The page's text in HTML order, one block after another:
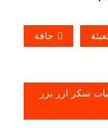
جافة
سكر ارز بزر